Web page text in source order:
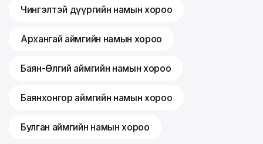
Чингэлтэй дүүргийн намын хороо
Архангай аймгийн намын хороо
Баян-Өлгий аймгийн намын хороо
Баянхонгор аймгийн намын хороо
Булган аймгийн намын хороо